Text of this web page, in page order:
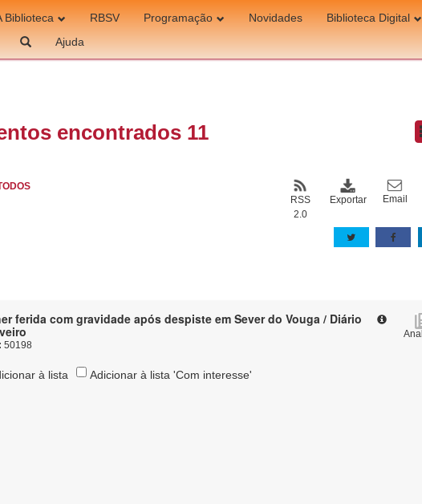
Biblioteca RBSV Programação Novidades Biblioteca Digital
Ajuda
encontrados 11
Email
Exportar
RSS
2.0
ferida com gravidade após despiste em Sever do Vouga / Diário
50198
à lista Adicionar à lista 'Com interesse'